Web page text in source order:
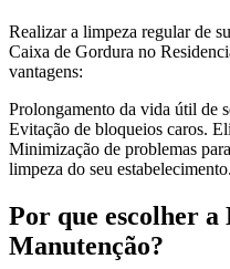
Realizar a limpeza regular de
Caixa de Gordura no
vantagens:
Prolongamento da vida útil de
Evitação de bloqueios caros.
Minimização de problemas
limpeza do seu estabelecimento.
Por que escolher a
Manutenção?